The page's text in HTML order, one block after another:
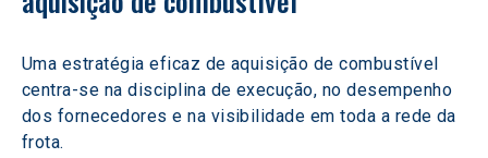
Uma estratégia eficaz de aquisição de combustível
centra-se na disciplina de execução, no desempenho
dos fornecedores e na visibilidade em toda a rede da
frota.